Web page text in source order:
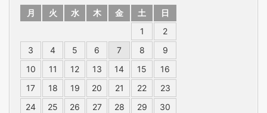
月 火 水 木 金 土
日
1
2
3
4 5 6 7 8
9
10
11 12 13 14 15
16
17
18 19 20 21 22
23
24
25 26 27 28 29
30